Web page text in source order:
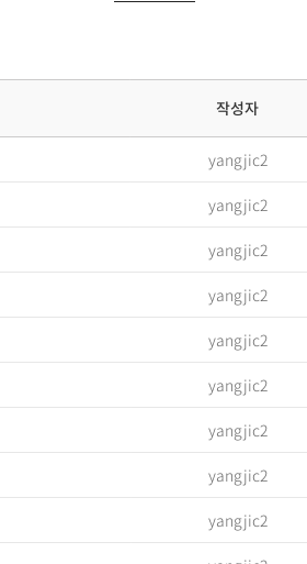
작성자
yangjic2
yangjic2
yangjic2
yangjic2
yangjic2
yangjic2
yangjic2
yangjic2
yangjic2